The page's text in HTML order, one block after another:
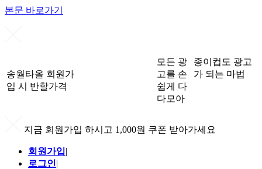
본문 바로가기
송월타올 회원가
입 시 반할가격
모든 광
고를 손
쉽게 다
다모아
종이컵도 광고
가 되는 마법
지금 회원가입 하시고 1,000원 쿠폰 받아가세요
회원가입|
로그인|